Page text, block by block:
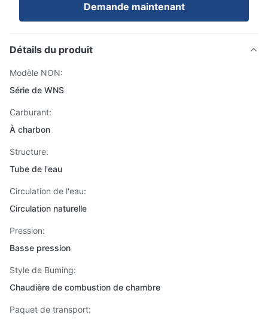
Demande maintenant
Détails du produit
Modèle NON:
Série de WNS
Carburant:
À charbon
Structure:
Tube de l'eau
Circulation de l'eau:
Circulation naturelle
Pression:
Basse pression
Style de Buming:
Chaudière de combustion de chambre
Paquet de transport: